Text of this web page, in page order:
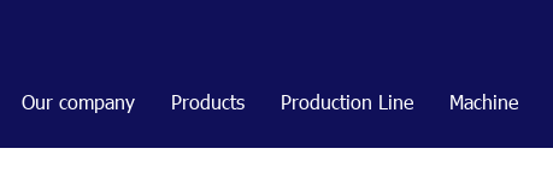
Our company Products Production Line Machine